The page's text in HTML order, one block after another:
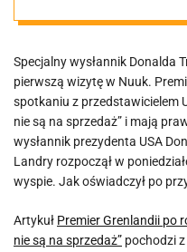
nie są
Specjalny wysłannik Donalda
pierwszą wizytę w Nuuk.
spotkaniu z przedstawicielem
nie są na sprzedaż” i mają
wysłannik prezydenta USA
Landry rozpoczął w
wyspie. Jak oświadczył po
Artykuł Premier Grenlandii po
nie są na sprzedaż” pochodzi